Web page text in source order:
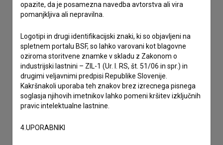
Stik z uredništvom
Spoštovani, s pomočjo spodnjega obrazca lahko stopite v
stik z uredništvom Baze slovenskih filmov. Veseli bomo vaših
odzivov.
imam vprašanje
prijavljam napako
želim dodati podatke
opazite, da je posamezna navedba avtorstva ali vira
pomanjkljiva ali nepravilna.
Logotipi in drugi identifikacijski znaki, ki so objavljeni na
spletnem portalu BSF, so lahko varovani kot blagovne
oziroma storitvene znamke v skladu z Zakonom o
industrijski lastnini – ZIL-1 (Ur. l. RS, št. 51/06 in spr.) in
drugimi veljavnimi predpisi Republike Slovenije.
Kakršnakoli uporaba teh znakov brez izrecnega pisnega
soglasja njihovih imetnikov lahko pomeni kršitev izključnih
pravic intelektualne lastnine.
4.UPORABNIKI